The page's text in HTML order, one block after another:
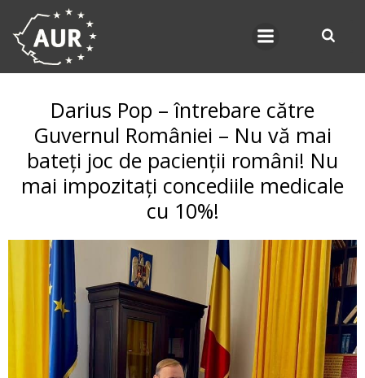
Darius Pop – întrebare către
Guvernul României – Nu vă mai
bateți joc de pacienții români! Nu
mai impozitați concediile medicale
cu 10%!